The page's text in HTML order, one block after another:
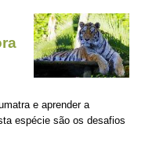
e aprender a
espécie são os desafios